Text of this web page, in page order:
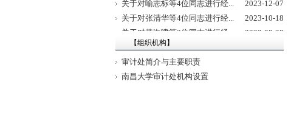
关于对张清华等4位同志进行经...
2023-10-18
关于对黄海啸等3位同志进行经...
2023-08-28
关于对熊薇等4位同志进行经济...
关于对邹广根等5位同志进行经...
关于对孙坚等5位同志进行经济...
【组织机构】
审计处简介与主要职责
南昌大学审计处机构设置